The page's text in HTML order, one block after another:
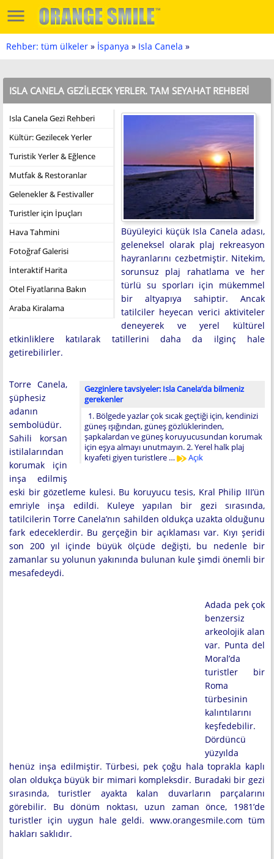
Rehber: tüm ülkeler » İspanya » Isla Canela »
ISLA CANELA GEZILECEK YERLER. TAM SEYAHAT REHBERI
Isla Canela Gezi Rehberi
Kültür: Gezilecek Yerler
Turistik Yerler & Eğlence
Mutfak & Restoranlar
Gelenekler & Festivaller
Turistler için İpuçları
Hava Tahmini
Fotoğraf Galerisi
İnteraktif Harita
Otel Fiyatlarına Bakın
Araba Kiralama
Büyüleyici küçük Isla Canela adası,
geleneksel olarak plaj rekreasyon
hayranlarını cezbetmiştir. Nitekim,
sorunsuz plaj rahatlama ve her
türlü su sporları için mükemmel
bir altyapıya sahiptir. Ancak
tatilciler heyecan verici aktiviteler
deneyerek ve yerel kültürel
etkinliklere katılarak tatillerini daha da ilginç hale
getirebilirler.
Gezginlere tavsiyeler: Isla Canela’da bilmeniz
gerekenler
1. Bölgede yazlar çok sıcak geçtiği için, kendinizi
güneş ışığından, güneş gözlüklerinden,
şapkalardan ve güneş koruyucusundan korumak
için eşya almayı unutmayın. 2. Yerel halk plaj
kıyafeti giyen turistlere …
Açık
Torre Canela,
şüphesiz
adanın
sembolüdür.
Sahili korsan
istilalarından
korumak için
inşa edilmiş
eski bir gözetleme kulesi. Bu koruyucu tesis, Kral Philip III’ün
emriyle inşa edildi. Kuleye yapılan bir gezi sırasında,
tatilcilerin Torre Canela’nın sahilden oldukça uzakta olduğunu
fark edeceklerdir. Bu gerçeğin bir açıklaması var. Kıyı şeridi
son 200 yıl içinde büyük ölçüde değişti, bu nedenle bir
zamanlar su yolunun yakınında bulunan kule şimdi önemli bir
mesafedeydi.
Adada pek çok
benzersiz
arkeolojik alan
var. Punta del
Moral’da
turistler bir
Roma
türbesinin
kalıntılarını
keşfedebilir.
Dördüncü
yüzyılda
henüz inşa edilmiştir. Türbesi, pek çoğu hala toprakla kaplı
olan oldukça büyük bir mimari kompleksdir. Buradaki bir gezi
sırasında, turistler ayakta kalan duvarların parçalarını
görebilir. Bu dönüm noktası, uzun zaman önce, 1981’de
turistler için uygun hale geldi. www.orangesmile.com tüm
hakları saklıdır.